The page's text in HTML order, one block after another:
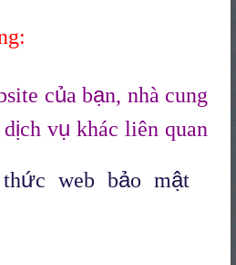
của bạn, nhà cung
ịch vụ khác liên quan
ức web bảo mật